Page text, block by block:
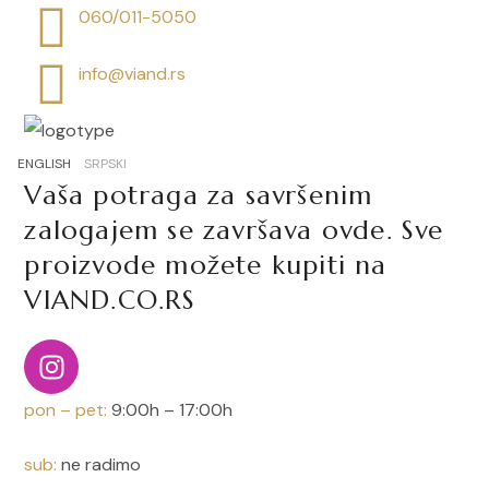
060/011-5050
info@viand.rs
ENGLISH SRPSKI
Vaša potraga za savršenim
zalogajem se završava ovde. Sve
proizvode možete kupiti na
VIAND.CO.RS
pon – pet: 9:00h – 17:00h
sub: ne radimo